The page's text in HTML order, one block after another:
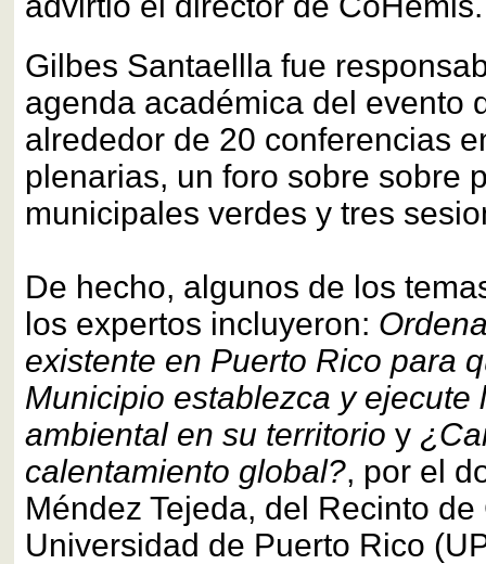
Gilbes Santaellla fue
agenda académica del evento
alrededor de 20 conferencias
plenarias, un foro sobre sobre
municipales verdes y tres
De hecho, algunos de los
los expertos incluyeron:
existente en Puerto Rico para
Municipio establezca y ejecute
ambiental en su territorio y
calentamiento global?, por el
Méndez Tejeda, del Recinto
Universidad de Puerto Rico